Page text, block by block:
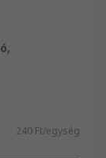
240 Ft/egység